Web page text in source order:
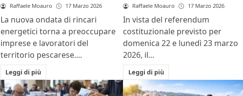
Raffaele Moauro 17 Marzo 2026
La nuova ondata di rincari
energetici torna a preoccupare
imprese e lavoratori del
territorio pescarese....
Leggi di più
Raffaele Moauro 17 Marzo 2026
In vista del referendum
costituzionale previsto per
domenica 22 e lunedì 23 marzo
2026, il...
Leggi di più